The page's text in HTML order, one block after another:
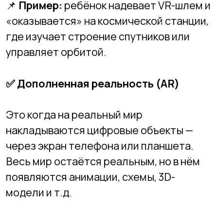
Весь мир остаётся реальным, но в нём
появляются анимации, схемы, 3D-
📌Пример:ребёнок направляет камеру
«оживает» модель сердца с анимацией,
📚 Как VR и AR применяются в
образовании?
🔹1. Учебные симуляции
Виртуальные лаборатории по химии
и физике (без опасных реактивов).